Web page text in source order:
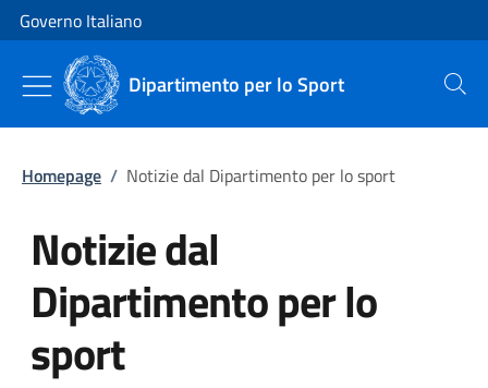
Vai al contenuto
Vai alla navigazione del sito
Governo Italiano
Dipartimento per lo Sport Cerca
Homepage / Notizie dal Dipartimento per lo sport
Notizie dal
Dipartimento per lo
sport